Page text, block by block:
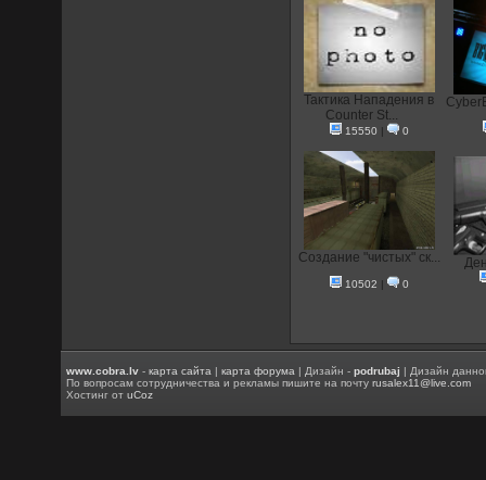
Тактика Нападения в
Counter St...
15550 | 0
Создание "чистых" ск...
10502 | 0
www.cobra.lv -карта сайта |карта форума | Дизайн -podrubaj | Дизайн
По вопросам сотрудничества и рекламы пишите на почтуrusalex11@live.com
Хостинг отuCoz